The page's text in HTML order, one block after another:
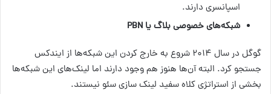
اسپانسری دارند.
شبکه‌های خصوصی بلاگ یا PBN
گوگل در سال ۲۰۱۴ شروع به خارج کردن این شبکه‌ها از ایندکس
جستجو کرد. البته آن‌ها هنوز هم وجود دارند اما لینک‌های این شبکه‌ها
بخشی از استراتژی کلاه سفید لینک سازی سئو نیستند.